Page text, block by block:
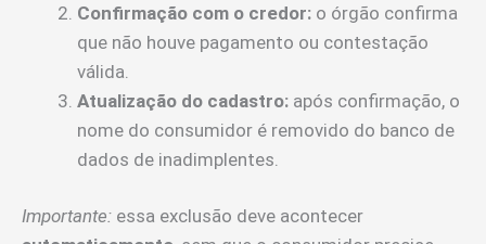
Confirmação com o credor: o órgão confirma
que não houve pagamento ou contestação
válida.
Atualização do cadastro: após confirmação, o
nome do consumidor é removido do banco de
dados de inadimplentes.
Importante: essa exclusão deve acontecer